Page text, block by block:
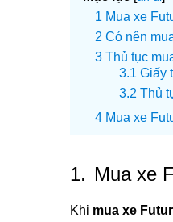
Mua xe
Có nên
Thủ tục
Giấy
Thủ
Mua xe
1. Mua xe
Khi mua xe